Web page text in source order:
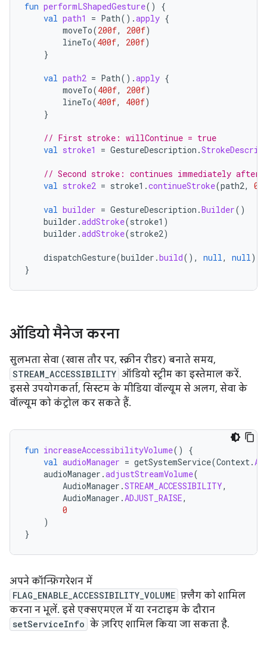
fun performLShapedGesture()
{
val path1 = Path().apply {
moveTo(200f, 200f)
lineTo(400f, 200f)
}
val path2 = Path().apply {
moveTo(400f, 200f)
lineTo(400f, 400f)
}
// First stroke: willContinue = true
val stroke1 = GestureDescription .
// Second stroke: continues immediately after
val stroke2 = stroke1 .continueStroke(path2, 0
val builder = GestureDescription .Builder()
builder .addStroke(stroke1 )
builder .addStroke(stroke2)
dispatchGesture(builder .build(), null, null)
}
ऑडियो मैनेज करना
सुलभता सेवा (खास तौर पर, स्क्रीन रीडर) बनाते समय,
STREAM_ACCESSIBILITY ऑडियो स्ट्रीम का इस्तेमाल करें.
इससे उपयोगकर्ता, सिस्टम के मीडिया वॉल्यूम से अलग, सेवा के
वॉल्यूम को कंट्रोल कर सकते हैं.
fun increaseAccessibilityVolume()
{
val audioManager = getSystemService(Context.
audioManager .adjustStreamVolume(
AudioManager .STREAM_ACCESSIBILITY,
AudioManager .ADJUST_RAISE,
0
)
}
अपने कॉन्फ़िगरेशन में
FLAG_ENABLE_ACCESSIBILITY_VOLUME फ़्लैग को शामिल
करना न भूलें. इसे एक्सएमएल में या रनटाइम के दौरान
setServiceInfo के ज़रिए शामिल किया जा सकता है.